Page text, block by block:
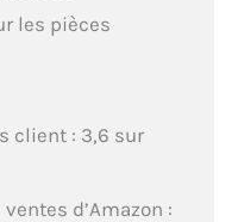
les pièces
client : 3,6 sur
d’Amazon :